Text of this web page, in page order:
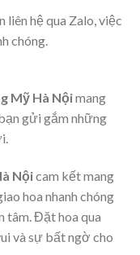
liên hệ qua Zalo, việc
chóng.
Mỹ Hà Nộimang
gửi gắm những
Nộicam kết mang
hoa nhanh chóng
tâm. Đặt hoa qua
và sự bất ngờ cho